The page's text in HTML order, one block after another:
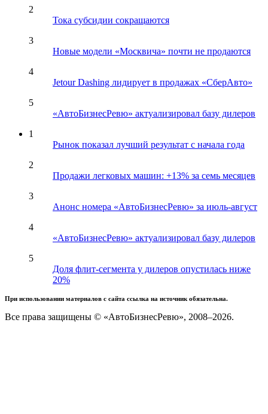
2
Тока субсидии сокращаются
3
Новые модели «Москвича» почти не продаются
4
Jetour Dashing лидирует в продажах «СберАвто»
5
«АвтоБизнесРевю» актуализировал базу дилеров
1
Рынок показал лучший результат с начала года
2
Продажи легковых машин: +13% за семь месяцев
3
Анонс номера «АвтоБизнесРевю» за июль-август
4
«АвтоБизнесРевю» актуализировал базу дилеров
5
Доля флит-сегмента у дилеров опустилась ниже
20%
При использовании материалов с сайта ссылка на источник обязательна.
Все права защищены © «АвтоБизнесРевю», 2008–2026.